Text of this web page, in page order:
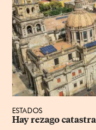
ESTADOS
Hay rezago